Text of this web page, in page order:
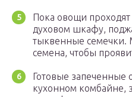
Пока овощи
духовом шкафу,
тыквенные семечки.
семена, чтобы
Готовые
кухонном комбайне,